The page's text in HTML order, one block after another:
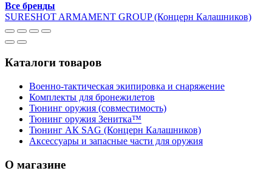
Все бренды
SURESHOT ARMAMENT GROUP (Концерн Калашников)
Каталоги товаров
Военно-тактическая экипировка и снаряжение
Комплекты для бронежилетов
Тюнинг оружия (совместимость)
Тюнинг оружия Зенитка™
Тюнинг АК SAG (Концерн Калашников)
Аксессуары и запасные части для оружия
О магазине